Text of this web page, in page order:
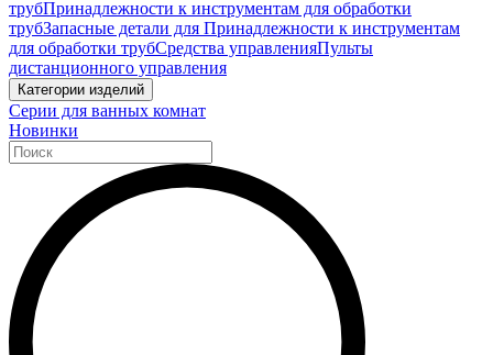
трубПринадлежности к инструментам для обработки
трубЗапасные детали для Принадлежности к инструментам
для обработки трубСредства управленияПульты
дистанционного управления
Категории изделий
Серии для ванных комнат
Новинки